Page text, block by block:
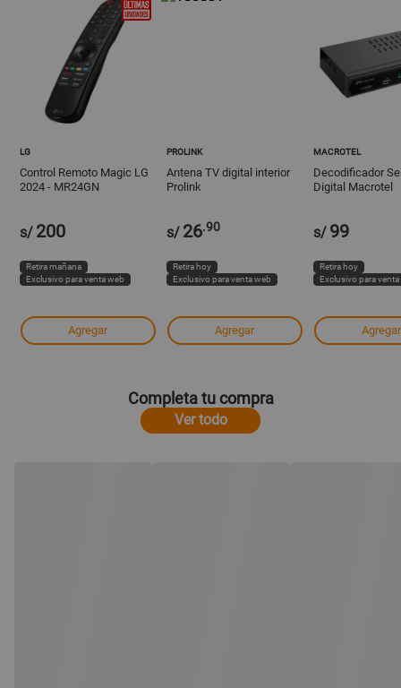
LG
Control Remoto Magic LG
2024 - MR24GN
s/ 200
Retira mañana
Exclusivo para venta web
Agregar
PROLINK
Antena TV digital interior
Prolink
s/ 26.90
Retira hoy
Exclusivo para venta web
Agregar
MACROTEL
Decodificador
Digital Macrotel
s/ 99
Retira hoy
Exclusivo para
Agregar
Completa tu compra
Ver todo